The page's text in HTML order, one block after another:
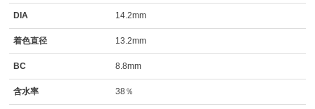
DIA 14.2mm
着色直径 13.2mm
BC 8.8mm
含水率 38％